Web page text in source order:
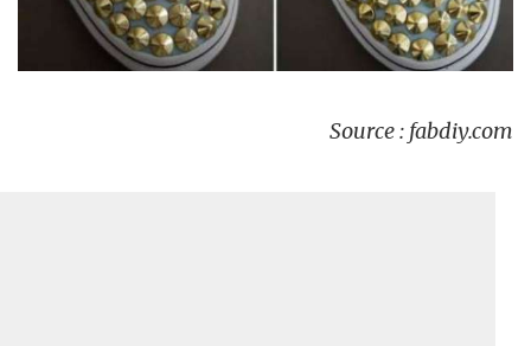
Source : fabdiy.com